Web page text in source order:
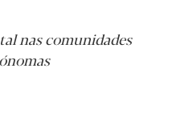
nas comunidades